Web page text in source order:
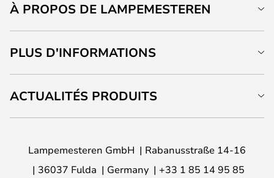
À PROPOS DE LAMPEMESTEREN
PLUS D'INFORMATIONS
ACTUALITÉS PRODUITS
Lampemesteren GmbH
Rabanusstraße 14-16
36037 Fulda
Germany +33 1 85 14 95 85